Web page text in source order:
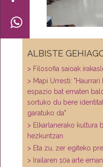
ALBISTE
> Filosofia saioak
> Mapi Urresti:
espazio bat ematen
sortuko du bere
garatuko da"
> Elkarlanerako kultura
hezkuntzan
> Eta zu, zer egiteko
> Irailaren 10a arte